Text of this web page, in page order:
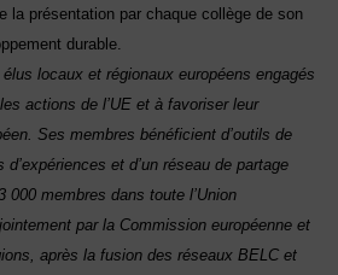
la présentation par chaque collège de son
durable.
locaux et régionaux européens engagés
actions de l’UE et à favoriser leur
Ses membres bénéficient d’outils de
et d’un réseau de partage
000 membres dans toute l’Union
par la Commission européenne et
après la fusion des réseaux BELC et